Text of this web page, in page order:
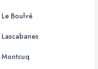
Le Boulvé
Lascabanes
Montcuq